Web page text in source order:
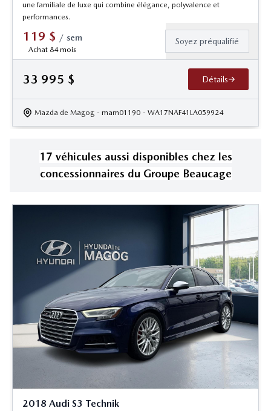
une familiale de luxe qui combine élégance, polyvalence et
performances.
119 $ / sem
Achat 84 mois
Soyez préqualifié
33 995 $ Détails
Mazda de Magog - mam01190 - WA17NAF41LA059924
17 véhicules aussi disponibles chez les
concessionnaires du Groupe Beaucage
2018 Audi S3 Technik